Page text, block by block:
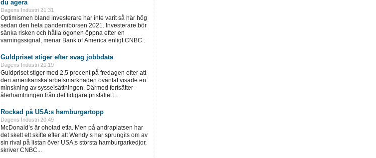
du agera
Dagens Industri 21:31
Optimismen bland investerare har inte varit så här hög
sedan den heta pandemibörsen 2021. Investerare bör
sänka risken och hålla ögonen öppna efter en
varningssignal, menar Bank of America enligt CNBC..
Guldpriset stiger efter svag jobbdata
Dagens Industri 21:19
Guldpriset stiger med 2,5 procent på fredagen efter att
den amerikanska arbetsmarknaden oväntat visade en
minskning av sysselsättningen. Därmed fortsätter
återhämtningen från det tidigare prisfallet t..
Rockad på USA:s hamburgartopp
Dagens Industri 20:49
McDonald’s är ohotad etta. Men på andraplatsen har
det skett ett skifte efter att Wendy’s har sprungits om av
sin rival på listan över USA:s största hamburgarkedjor,
skriver CNBC...